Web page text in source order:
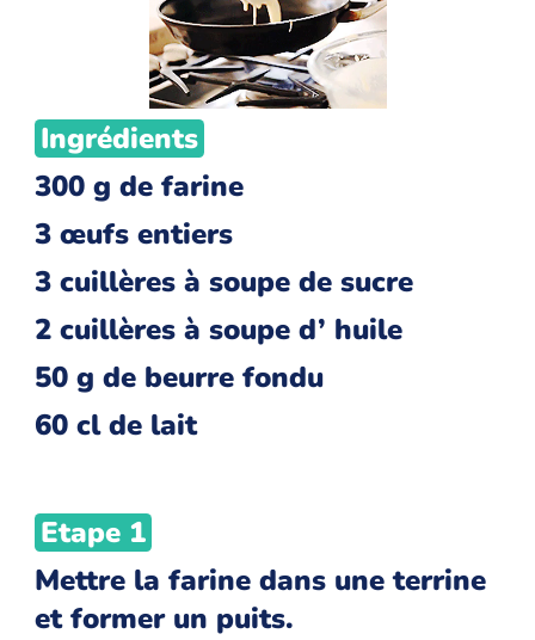
Ingrédients
300 g de farine
3 œufs entiers
3 cuillères à soupe de sucre
2 cuillères à soupe d’ huile
50 g de beurre fondu
60 cl de lait
Etape 1
Mettre la farine dans une terrine
et former un puits.